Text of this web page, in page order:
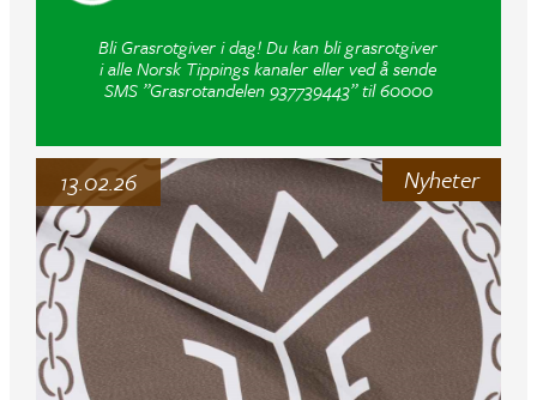
Bli Grasrotgiver i dag! Du kan bli grasrotgiver
i alle Norsk Tippings kanaler eller ved å sende
SMS ”Grasrotandelen 937739443” til 60000
Nyheter
13.02.26